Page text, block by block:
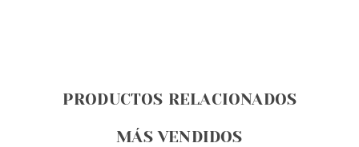
PRODUCTOS RELACIONADOS
MÁS VENDIDOS